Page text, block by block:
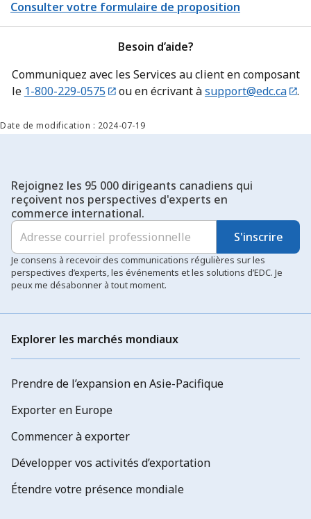
Consulter votre formulaire de proposition
Besoin d’aide?
Communiquez avec les Services au client en composant
le 1-800-229-0575 ou en écrivant àsupport@edc.ca .
Date de modification : 2024-07-19
Rejoignez les 95 000 dirigeants canadiens qui
reçoivent nos perspectives d'experts en
commerce international.
S'inscrire
Je consens à recevoir des communications régulières sur les
perspectives d’experts, les événements et les solutions d’EDC. Je
peux me désabonner à tout moment.
Explorer les marchés mondiaux
Prendre de l’expansion en Asie-Pacifique
Exporter en Europe
Commencer à exporter
Développer vos activités d’exportation
Étendre votre présence mondiale